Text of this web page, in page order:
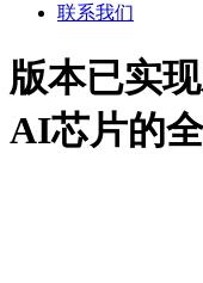
联系我们
版本已实
AI芯片的